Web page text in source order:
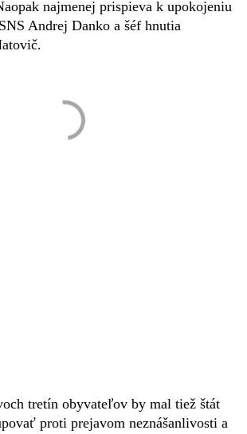
najmenej prispieva k upokojeniu
Andrej Danko a šéf hnutia
tretín obyvateľov by mal tiež štát
proti prejavom neznášanlivosti a